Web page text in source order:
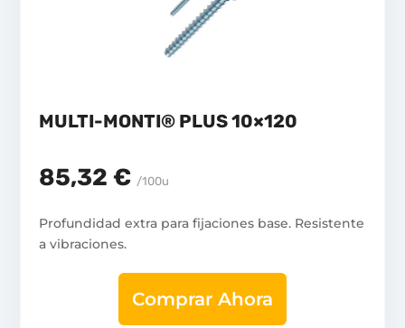
MULTI-MONTI® PLUS 10×120
85,32 €/100u
Profundidad extra para fijaciones base. Resistente
a vibraciones.
Comprar Ahora